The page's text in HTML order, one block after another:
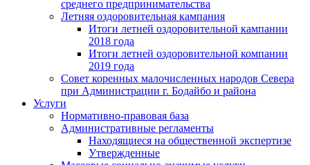
среднего предпринимательства
Летняя оздоровительная кампания
Итоги летней оздоровительной кампании
2018 года
Итоги летней оздоровительной компании
2019 года
Совет коренных малочисленных народов Севера
при Администрации г. Бодайбо и района
Услуги
Нормативно-правовая база
Административные регламенты
Находящиеся на общественной экспертизе
Утвержденные